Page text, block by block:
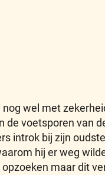
nog wel met
de voetsporen van
introk bij zijn
hij er weg
maar dit